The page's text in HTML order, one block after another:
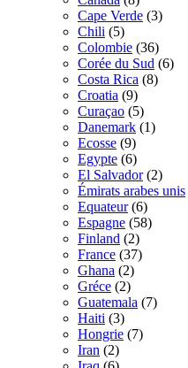
Cape Verde (3)
Chili (5)
Colombie (36)
Corée du Sud (6)
Costa Rica (8)
Croatia (9)
Curaçao (5)
Danemark (1)
Ecosse (9)
Egypte (6)
El Salvador (2)
Émirats arabes unis
Equateur (6)
Espagne (58)
Finland (2)
France (37)
Ghana (2)
Gréce (2)
Guatemala (7)
Haiti (3)
Hongrie (7)
Iran (2)